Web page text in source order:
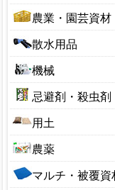
鋏(ハサミ)
鉈(ナタ)
のこぎり(園芸用)
スコップ
レーキ・くまで
押切り
掛矢(カケヤ)
鎌(カマ)
鍬(クワ)
穴あけ器
10～19型
20～29型
30～39型
40～49型
50～59型
60～69型
100～190型
200～290型
300～390型
農業・園芸資材
アルミ線・結束タイ
フルイ(園芸用)
ボトル・容器
ポリ缶
ラベル
温度計
花台
杭・支柱
散水用品
散水ホース
散水ノズル
散水パーツ
ホースリール
サニーホース
ジョウロ・水さし
スプリンクラー
機械
刈払用品
芝刈用品
噴霧器・散布器
ガーデンシュレッ
ナイロンコード
忌避剤・殺虫剤
忌避剤
殺菌剤
殺虫剤
捕獲器
用土
土のう袋
用土小袋
用土大袋
農薬
除草剤マルチ・被覆資